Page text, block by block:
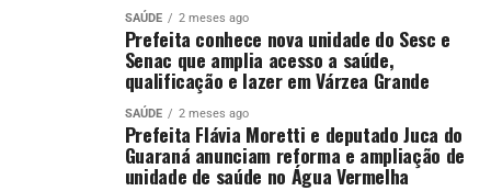
SAÚDE 2 meses ago
Prefeita conhece nova unidade do Sesc e
Senac que amplia acesso a saúde,
qualificação e lazer em Várzea Grande
SAÚDE 2 meses ago
Prefeita Flávia Moretti e deputado Juca do
Guaraná anunciam reforma e ampliação de
unidade de saúde no Água Vermelha